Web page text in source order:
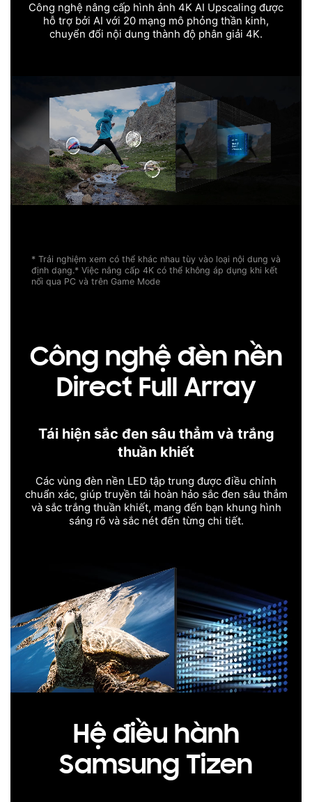
Công nghệ nâng cấp hình ảnh 4K AI Upscaling được
hỗ trợ bởi AI với 20 mạng mô phỏng thần kinh,
chuyển đổi nội dung thành độ phân giải 4K.
* Trải nghiệm xem có thể khác nhau tùy vào loại nội dung và
định dạng.* Việc nâng cấp 4K có thể không áp dụng khi kết
nối qua PC và trên Game Mode
Công nghệ đèn nền
Direct Full Array
Tái hiện sắc đen sâu thẳm và trắng
thuần khiết
Các vùng đèn nền LED tập trung được điều chỉnh
chuẩn xác, giúp truyền tải hoàn hảo sắc đen sâu thẳm
và sắc trắng thuần khiết, mang đến bạn khung hình
sáng rõ và sắc nét đến từng chi tiết.
Hệ điều hành
Samsung Tizen